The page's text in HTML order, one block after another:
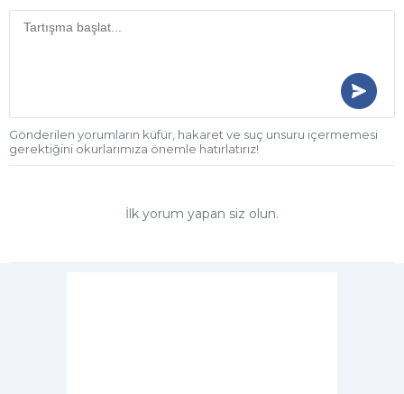
Gönderilen yorumların küfür, hakaret ve suç unsuru içermemesi
gerektiğini okurlarımıza önemle hatırlatırız!
İlk yorum yapan siz olun.